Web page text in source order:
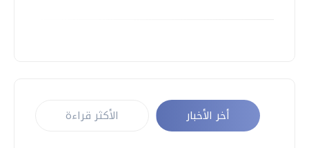
أخر الأخبار الأكثر قراءة